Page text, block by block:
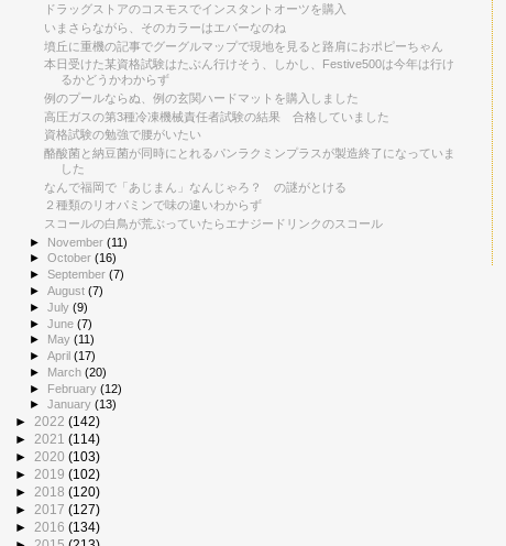
ドラッグストアのコスモスでインスタントオーツを購入
いまさらながら、そのカラーはエバーなのね
墳丘に重機の記事でグーグルマップで現地を見ると路肩におポピーちゃん
本日受けた某資格試験はたぶん行けそう、しかし、Festive500は今年は行け
るかどうかわからず
例のプールならぬ、例の玄関ハードマットを購入しました
高圧ガスの第3種冷凍機械責任者試験の結果 合格していました
資格試験の勉強で腰がいたい
酪酸菌と納豆菌が同時にとれるパンラクミンプラスが製造終了になっていま
した
なんで福岡で「あじまん」なんじゃろ？ の謎がとける
２種類のリオパミンで味の違いわからず
スコールの白鳥が荒ぶっていたらエナジードリンクのスコール
► November(11)
►October(16)
►September(7)
►August(7)
►July(9)
►June(7)
►
May(11)
►April(17)
► March(20)
► February(12)
►January(13)
► 2022 (142)
► 2021 (114)
► 2020 (103)
► 2019 (102)
► 2018 (120)
► 2017 (127)
► 2016 (134)